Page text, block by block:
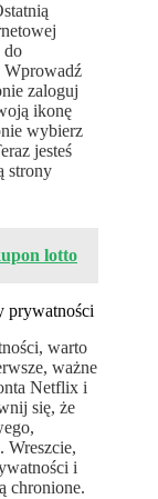
do
Wprowadź
zaloguj
ikonę
wybierz
jesteś
strony
lotto
prywatności
warto
ważne
Netflix i
się, że
Wreszcie,
i
chronione.